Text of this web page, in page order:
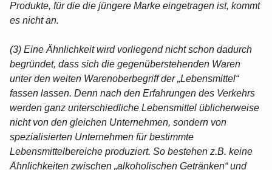
Produkte, für die die jüngere Marke eingetragen ist, kommt
es nicht an.
(3) Eine Ähnlichkeit wird vorliegend nicht schon dadurch
begründet, dass sich die gegenüberstehenden Waren
unter den weiten Warenoberbegriff der „Lebensmittel“
fassen lassen. Denn nach den Erfahrungen des Verkehrs
werden ganz unterschiedliche Lebensmittel üblicherweise
nicht von den gleichen Unternehmen, sondern von
spezialisierten Unternehmen für bestimmte
Lebensmittelbereiche produziert. So bestehen z.B. keine
Ähnlichkeiten zwischen „alkoholischen Getränken“ und